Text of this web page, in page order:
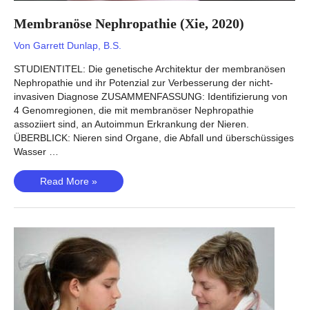
Membranöse Nephropathie (Xie, 2020)
Von Garrett Dunlap, B.S.
STUDIENTITEL: Die genetische Architektur der membranösen
Nephropathie und ihr Potenzial zur Verbesserung der nicht-
invasiven Diagnose ZUSAMMENFASSUNG: Identifizierung von
4 Genomregionen, die mit membranöser Nephropathie
assoziiert sind, an Autoimmun Erkrankung der Nieren.
ÜBERBLICK: Nieren sind Organe, die Abfall und überschüssiges
Wasser …
Membranöse
Nephropathie
(Xie,
Read More »